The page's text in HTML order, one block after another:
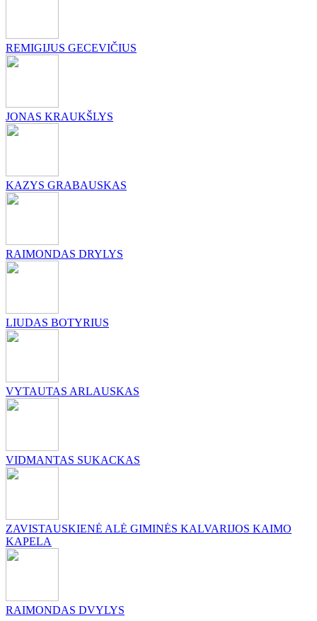
REMIGIJUS GECEVIČIUS
JONAS KRAUKŠLYS
KAZYS GRABAUSKAS
RAIMONDAS DRYLYS
LIUDAS BOTYRIUS
VYTAUTAS ARLAUSKAS
VIDMANTAS SUKACKAS
ZAVISTAUSKIENĖ ALĖ GIMINĖS KALVARIJOS KAIMO
KAPELA
RAIMONDAS DVYLYS